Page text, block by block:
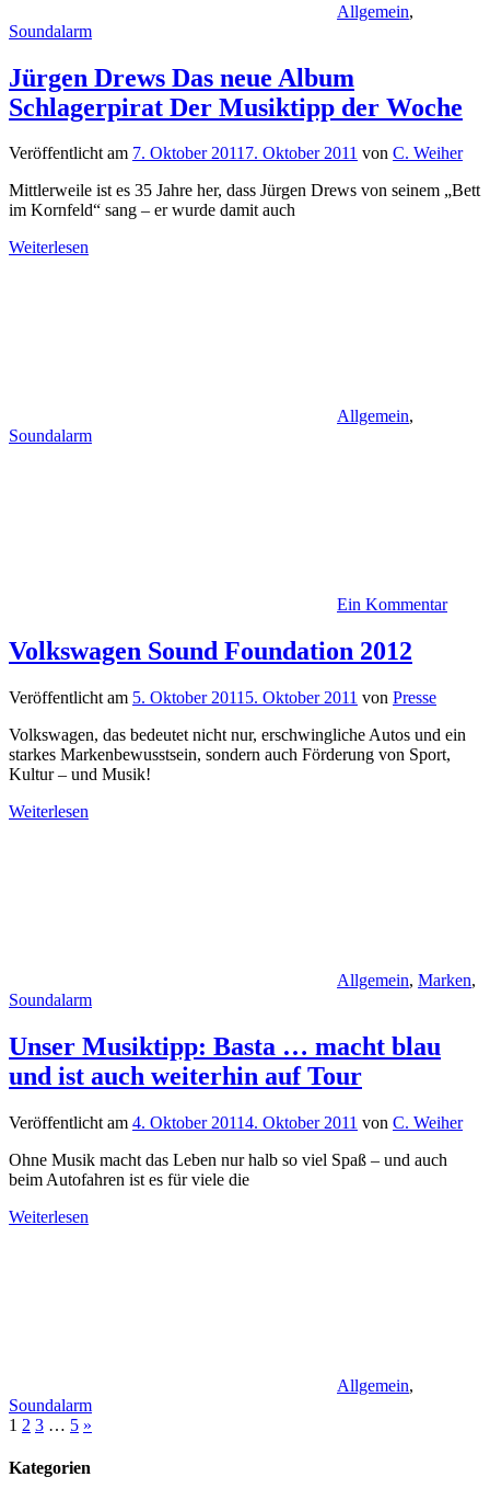
Allgemein,
Soundalarm
Jürgen Drews Das neue Album
Schlagerpirat Der Musiktipp der Woche
Veröffentlicht am 7. Oktober 20117. Oktober 2011 von C. Weiher
Mittlerweile ist es 35 Jahre her, dass Jürgen Drews von seinem „Bett
im Kornfeld“ sang – er wurde damit auch
Weiterlesen
Allgemein,
Soundalarm
Ein Kommentar
Volkswagen Sound Foundation 2012
Veröffentlicht am 5. Oktober 2011 5. Oktober 2011 von Presse
Volkswagen, das bedeutet nicht nur, erschwingliche Autos und ein
starkes Markenbewusstsein, sondern auch Förderung von Sport,
Kultur – und Musik!
Weiterlesen
Allgemein, Marken,
Soundalarm
Unser Musiktipp: Basta … macht blau
und ist auch weiterhin auf Tour
Veröffentlicht am 4. Oktober 20114. Oktober 2011 von C. Weiher
Ohne Musik macht das Leben nur halb so viel Spaß – und auch
beim Autofahren ist es für viele die
Weiterlesen
Allgemein,
Soundalarm
Seitennummerierung
der
1 2 3 … 5 Nächste
»
Kategorien